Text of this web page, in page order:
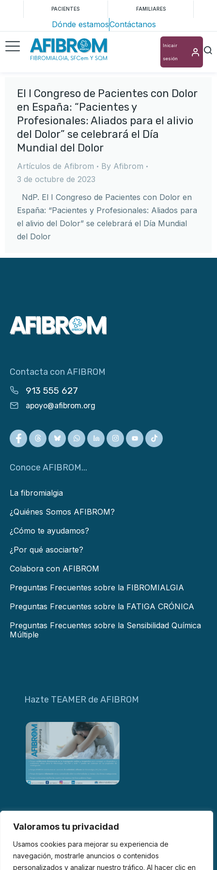
Valoramos tu privacidad
Usamos cookies para mejorar su experiencia de
navegación, mostrarle anuncios o contenidos
personalizados y analizar nuestro tráfico. Al hacer clic en
PACIENTES FAMILIARES
Dónde estamosContáctanos
Inicair
sesión
El I Congreso de Pacientes con Dolor
en España: “Pacientes y
Profesionales: Aliados para el alivio
del Dolor” se celebrará el Día
Mundial del Dolor
Artículos de Afibrom By Afibrom
3 de octubre de 2023
NdP. El I Congreso de Pacientes con Dolor en
España: “Pacientes y Profesionales: Aliados para
el alivio del Dolor” se celebrará el Día Mundial
del Dolor
Contacta con AFIBROM
913 555 627
apoyo@afibrom.org
Conoce AFIBROM...
La fibromialgia
¿Quiénes Somos AFIBROM?
¿Cómo te ayudamos?
¿Por qué asociarte?
Colabora con AFIBROM
Preguntas Frecuentes sobre la FIBROMIALGIA
Preguntas Frecuentes sobre la FATIGA CRÓNICA
Preguntas Frecuentes sobre la Sensibilidad Química
Múltiple
Hazte TEAMER de AFIBROM